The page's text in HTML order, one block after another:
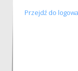
Przejdź do